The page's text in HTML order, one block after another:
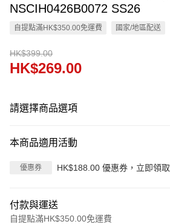
NSCIH0426B0072 SS26
自提點滿HK$350.00免運費 國家/地區配送
HK$399.00
HK$269.00
請選擇商品選項
本商品適用活動
優惠券 HK$188.00 優惠券，立即領取
付款與運送
自提點滿HK$350.00免運費